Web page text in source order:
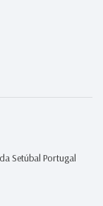
Setúbal Portugal